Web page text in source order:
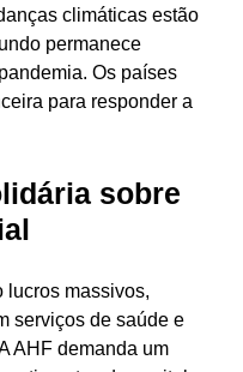
climáticas estão
permanece
Os países
para responder a
sobre
lucros massivos,
serviços de saúde e
AHF demanda um